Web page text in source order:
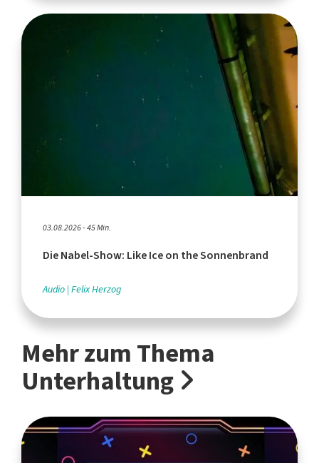
03.08.2026 - 45 Min.
Die Nabel-Show: Like Ice on the Sonnenbrand
Audio Felix Herzog
Mehr zum Thema
Unterhaltung